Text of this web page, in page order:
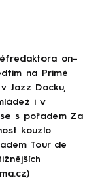
on-
na Primě
Jazz Docku,
i v
s pořadem Za
kouzlo
Tour de